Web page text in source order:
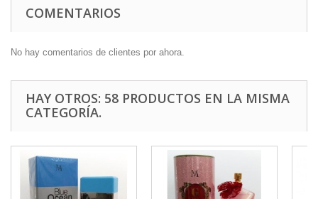
COMENTARIOS
No hay comentarios de clientes por ahora.
HAY OTROS: 58 PRODUCTOS EN LA MISMA
CATEGORÍA.